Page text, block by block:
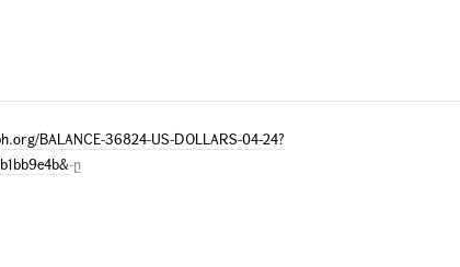
BALANCE-36824-US-DOLLARS-04-24?
-ը